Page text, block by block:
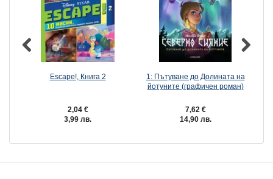
Escape!, Книга 2
2,04 €
3,99 лв.
1: Пътуване до Долината на
йотуните (графичен роман)
7,62 €
14,90 лв.